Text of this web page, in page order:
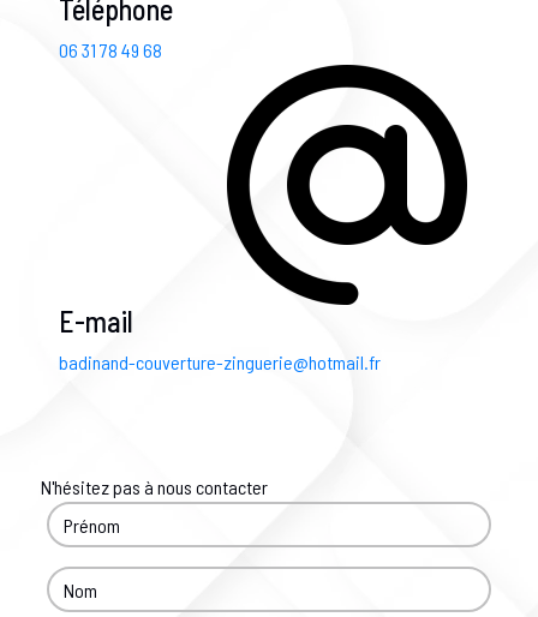
Téléphone
06 31 78 49 68
E-mail
badinand-couverture-zinguerie@hotmail.fr
N'hésitez pas à nous contacter